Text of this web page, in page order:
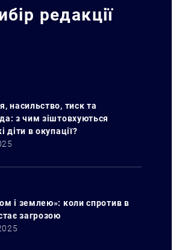
редакції
насильство, тиск та
з чим зіштовхуються
діти в окупації?
і землею»: коли спротив в
загрозою